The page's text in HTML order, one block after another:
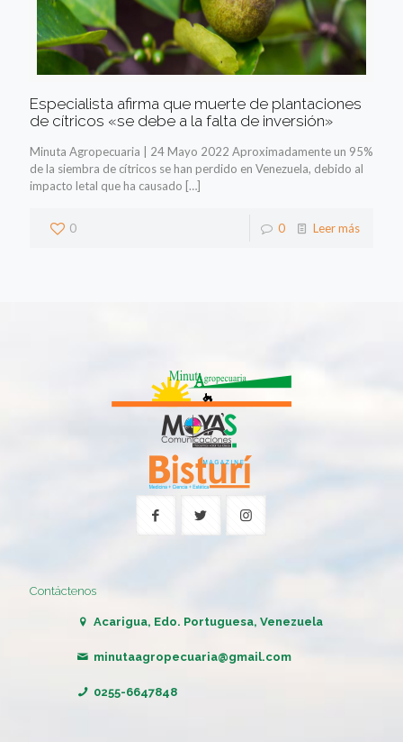
Especialista afirma que muerte de plantaciones
de cítricos «se debe a la falta de inversión»
Minuta Agropecuaria | 24 Mayo 2022 Aproximadamente un 95%
de la siembra de cítricos se han perdido en Venezuela, debido al
impacto letal que ha causado […]
0 0 Leer más
Contáctenos
Acarigua, Edo. Portuguesa, Venezuela
minutaagropecuaria@gmail.com
0255-6647848